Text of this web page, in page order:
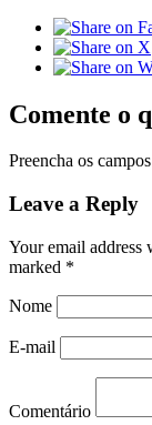
Comente o
Preencha os
Leave a Reply
Your email address
marked *
Nome
E-mail
Comentário